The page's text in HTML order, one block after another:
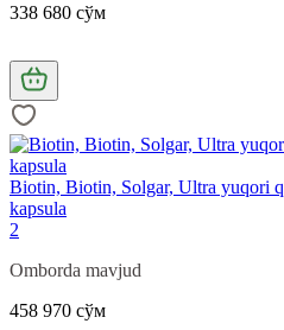
338 680 сўм
Biotin, Biotin, Solgar, Ultra yuqori
kapsula
2
Omborda mavjud
458 970 сўм